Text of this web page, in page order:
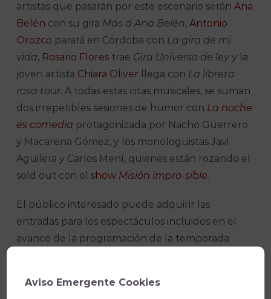
artistas que pasarán por este escenario seránAna
Belén con su gira Más d Ana Belén,Antonio
Orozco parará en Córdoba con La gira de mi
vida, Rosario Flores trae Gira Universo de ley y la
joven artista Chiara Oliver llega con La libreta
rosa tour.A todas estas citas musicales, se suman
dos irrepetibles sesiones de humor con La noche
es comedia protagonizada por Nacho Guerrero
y Macarena Gómez, y los monologuistas Javi
Aguilera y Carlos Mení, quienes están rozando el
sold out con el show Misión impro-sible.
El público interesado puede adquirir las
entradas para los espectáculos incluidos en el
avance de la programación de la temporada
estival y en la APP – IMAE – Teatros de
Aviso Emergente Cookies